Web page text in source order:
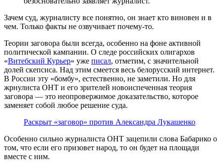
Зачем суд, журналисту все понятно, он знает кто виновен и в
чем. Только факты не озвучивает почему-то.
Теории заговора были всегда, особенно на фоне активной
политической кампании. О следе российских олигархов
«Витебский Курьер» уже писал, отметим, с значительной
долей скепсиса. Над этим смеется весь белорусский интернет.
В России эту «бомбу», естественно, не заметили. Но для
жрнулиста ОНТ и его зрителей новоиспеченная теория
заговора — это неопровержимое доказательство, которое
заменяет собой любое решение суда.
Раскрыт «заговор» против Александра Лукашенко
Особенно сильно журналиста ОНТ зацепили слова Бабарико о
том, что если его призовет народ, то он будет на площади
вместе с ним.